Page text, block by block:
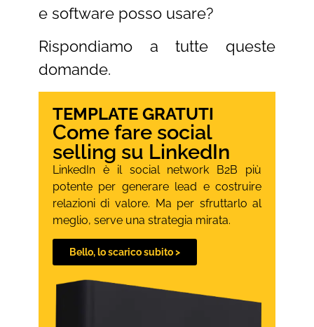
e software posso usare?
Rispondiamo a tutte queste
domande.
TEMPLATE GRATUTI
Come fare social
selling su LinkedIn
LinkedIn è il social network B2B più
potente per generare lead e costruire
relazioni di valore. Ma per sfruttarlo al
meglio, serve una strategia mirata.
Bello, lo scarico subito >